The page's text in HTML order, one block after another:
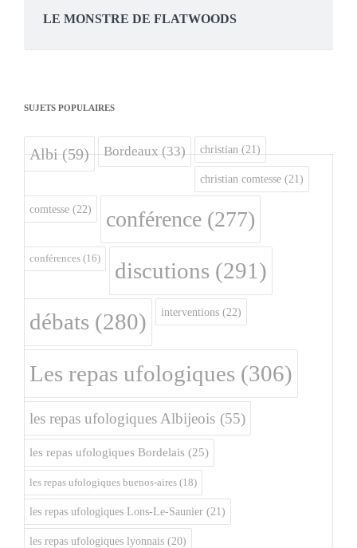
LE MONSTRE DE FLATWOODS
SUJETS POPULAIRES
Albi(59) Bordeaux(33) christian (21)
christian comtesse (21)
comtesse (22) conférence (277)
conférences (16) discutions (291)
débats (280) interventions (22)
Les repas ufologiques (306)
les repas ufologiques Albijeois (55)
les repas ufologiques Bordelais (25)
les repas ufologiques buenos-aires (18)
les repas ufologiques Lons-Le-Saunier (21)
les repas ufologiques lyonnais (20)